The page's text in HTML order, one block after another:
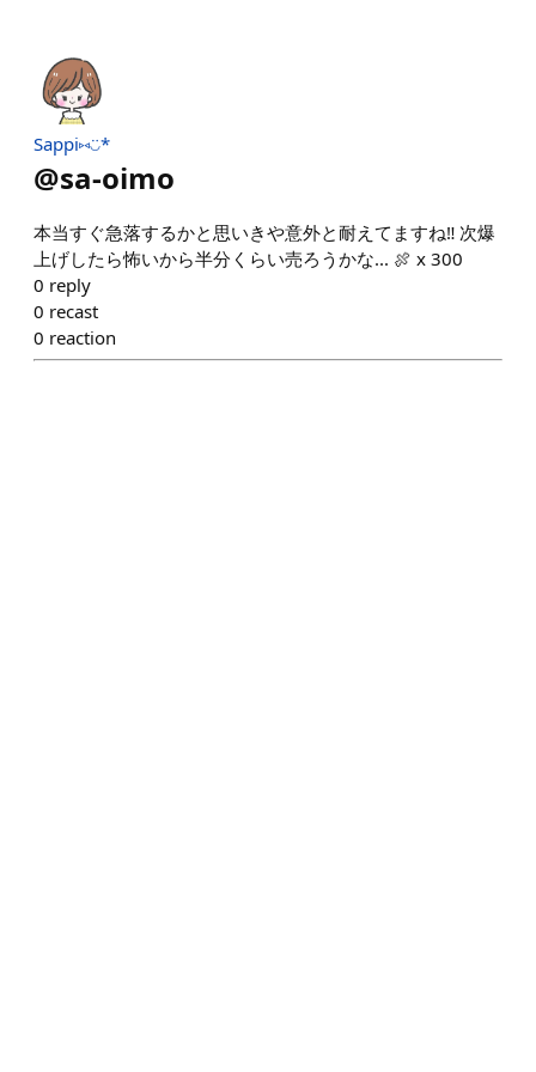
Sappi⑅◡̈*
@sa-oimo
本当すぐ急落するかと思いきや意外と耐えてますね‼︎ 次爆
上げしたら怖いから半分くらい売ろうかな... 🍖 x 300
0 reply
0 recast
0 reaction